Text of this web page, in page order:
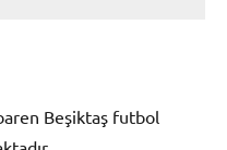
Beşiktaş futbol